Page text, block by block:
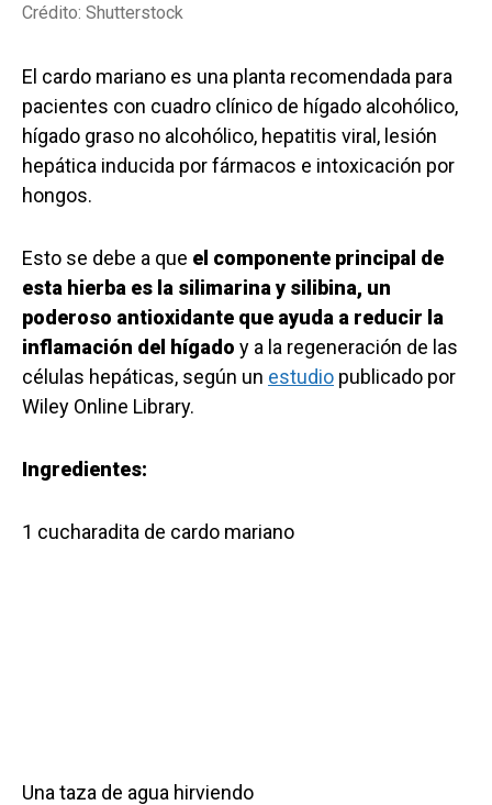
Crédito: Shutterstock
El cardo mariano es una planta recomendada para
pacientes con cuadro clínico de hígado alcohólico,
hígado graso no alcohólico, hepatitis viral, lesión
hepática inducida por fármacos e intoxicación por
hongos.
Esto se debe a que el componente principal de
esta hierba es la silimarina y silibina, un
poderoso antioxidante que ayuda a reducir la
inflamación del hígado y a la regeneración de las
células hepáticas, según un estudio publicado por
Wiley Online Library.
Ingredientes:
1 cucharadita de cardo mariano
Una taza de agua hirviendo